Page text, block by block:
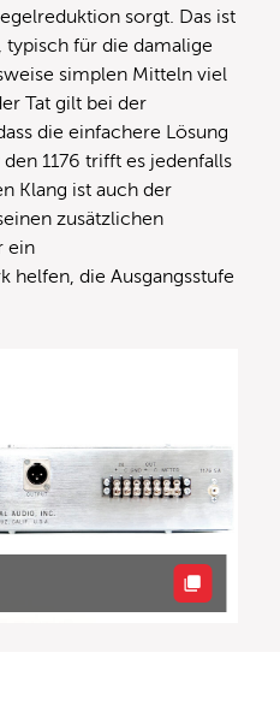
sorgt. Das ist
für die damalige
simplen Mitteln viel
Tat gilt bei der
die einfachere Lösung
1176 trifft es jedenfalls
Klang ist auch der
zusätzlichen
ein
helfen, die Ausgangsstufe